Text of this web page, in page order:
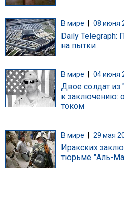
В мире 08 июня
Daily Telegraph:
на пытки
В мире 04 июня
Двое солдат из
к заключению:
током
В мире | 29 мая
Иракских
тюрьме "Аль-